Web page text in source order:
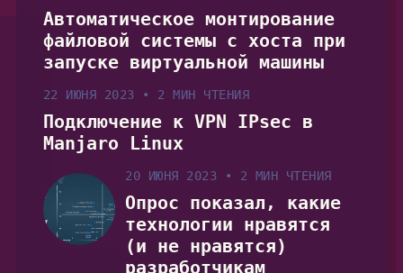
Автоматическое монтирование
файловой системы с хоста при
запуске виртуальной машины
22 ИЮНЯ 2023 • 2 МИН ЧТЕНИЯ
Подключение к VPN IPsec в
Manjaro Linux
20 ИЮНЯ 2023 • 2 МИН ЧТЕНИЯ
Опрос показал, какие
технологии нравятся
(и не нравятся)
разработчикам